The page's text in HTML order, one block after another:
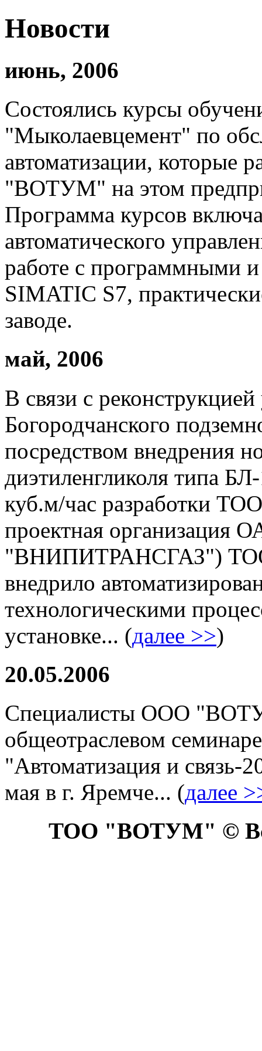
Новости
июнь, 2006
Состоялись курсы
"Мыколаевцемент" по
автоматизации, которые
"ВОТУМ" на этом
Программа курсов
автоматического
работе с программными
SIMATIC S7,
заводе.
май, 2006
В связи с
Богородчанского
посредством внедрения
диэтиленгликоля типа
куб.м/час разработки
проектная организация
"ВНИПИТРАНСГАЗ")
внедрило
технологическими
установке... (далее >>)
20.05.2006
Специалисты OОО
общеотраслевом
"Автоматизация и связь-
мая в г. Яремче... (далее
ТОО "ВОТУМ" ©